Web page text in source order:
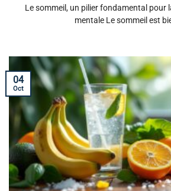
Le sommeil, un pilier fondamental pour
mentale Le sommeil est
04
Oct